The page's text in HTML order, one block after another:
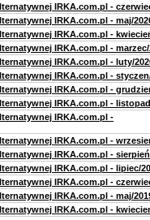
IRKA.com.pl -
IRKA.com.pl - maj/
IRKA.com.pl -
IRKA.com.pl - marzec/
IRKA.com.pl - luty/
IRKA.com.pl -
IRKA.com.pl -
IRKA.com.pl -
IRKA.com.pl -
IRKA.com.pl -
IRKA.com.pl -
IRKA.com.pl - lipiec/
IRKA.com.pl -
IRKA.com.pl - maj/
IRKA.com.pl -